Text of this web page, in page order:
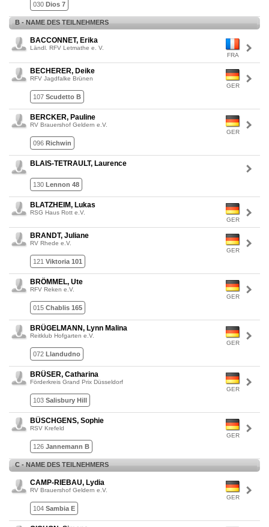
030 Dios 7
B - NAME DES TEILNEHMERS
FRA
BACCONNET, Erika
Ländl. RFV Letmathe e. V.
GER
BECHERER, Deike
RFV Jagdfalke Brünen
107 Scudetto B
GER
BERCKER, Pauline
RV Brauershof Geldern e.V.
096 Richwin
BLAIS-TETRAULT, Laurence
130 Lennon 48
GER
BLATZHEIM, Lukas
RSG Haus Rott e.V.
GER
BRANDT, Juliane
RV Rhede e.V.
121 Viktoria 101
GER
BRÖMMEL, Ute
RFV Reken e.V.
015 Chablis 165
GER
BRÜGELMANN, Lynn Malina
Reitklub Hofgarten e.V.
072 Llandudno
GER
BRÜSER, Catharina
Förderkreis Grand Prix Düsseldorf
103 Salisbury Hill
GER
BÜSCHGENS, Sophie
RSV Krefeld
126 Jannemann B
C - NAME DES TEILNEHMERS
GER
CAMP-RIEBAU, Lydia
RV Brauershof Geldern e.V.
104 Sambia E